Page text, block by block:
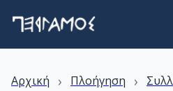
Αρχική › Πλοήγηση ›